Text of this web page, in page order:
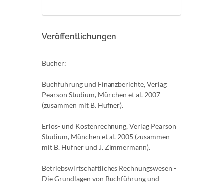
Veröffentlichungen
Bücher:
Buchführung und Finanzberichte, Verlag
Pearson Studium, München et al. 2007
(zusammen mit B. Hüfner).
Erlös- und Kostenrechnung, Verlag Pearson
Studium, München et al. 2005 (zusammen
mit B. Hüfner und J. Zimmermann).
Betriebswirtschaftliches Rechnungswesen -
Die Grundlagen von Buchführung und